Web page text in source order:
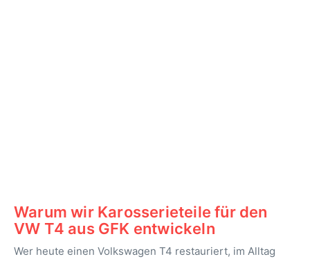
Warum wir Karosserieteile für den
VW T4 aus GFK entwickeln
Wer heute einen Volkswagen T4 restauriert, im Alltag